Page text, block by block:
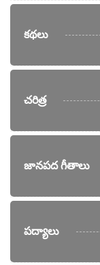
కథలు
చరిత్ర
జానపద గీతాలు
పద్యాలు